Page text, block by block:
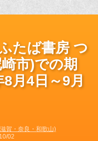
たば書房 つ
市)での期
月4日～9月
賀・奈良・和歌山)
02